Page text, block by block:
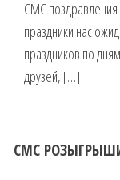
СМС поздравления
праздники нас
праздников по
друзей, […]
СМС